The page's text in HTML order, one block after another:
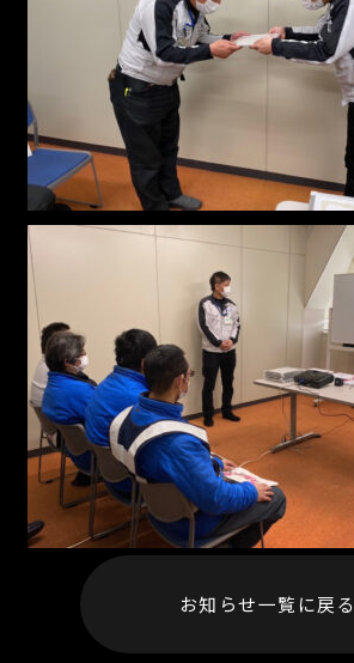
お知らせ一覧に戻る